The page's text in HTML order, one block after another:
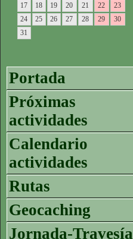
17
18 19 20 21 22
23
24
25 26 27 28 29
30
31
Portada
Próximas
actividades
Calendario
actividades
Rutas
Geocaching
Jornada-Travesía